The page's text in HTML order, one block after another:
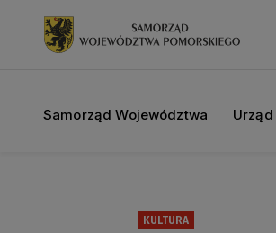
Samorząd Województwa Urząd
KULTURA